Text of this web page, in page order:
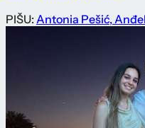
PIŠU: Antonia Pešić,